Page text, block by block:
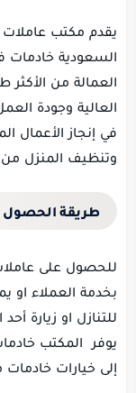
يقدم مكتب
السعودية خادمات
العمالة من الأكثر
العالية وجودة
في إنجاز الأعمال
وتنظيف المنزل من
طريقة الحصول
للحصول على
بخدمة العملاء
للتنازل او زيارة
يوفر المكتب
إلى خيارات